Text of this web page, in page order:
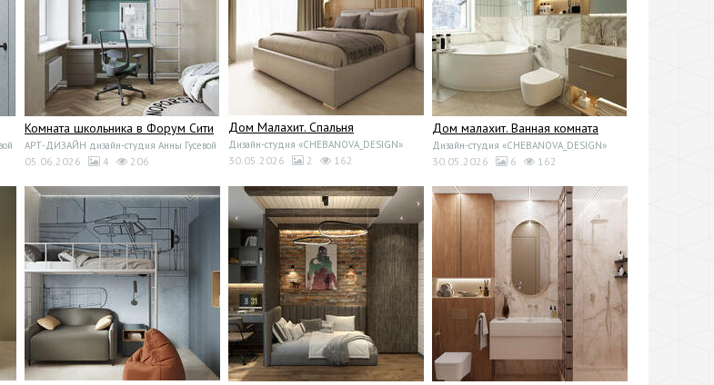
Комната школьника в Форум Сити
АРТ-ДИЗАЙН дизайн-студия Анны Гусевой
05.06.2026 4 206
Дом Малахит. Спальня
Дизайн-студия «CHEBANOVA_DESIGN»
30.05.2026 2 162
Дом малахит. Ванная комната
Дизайн-студия «CHEBANOVA_DESIGN»
30.05.2026 6 162